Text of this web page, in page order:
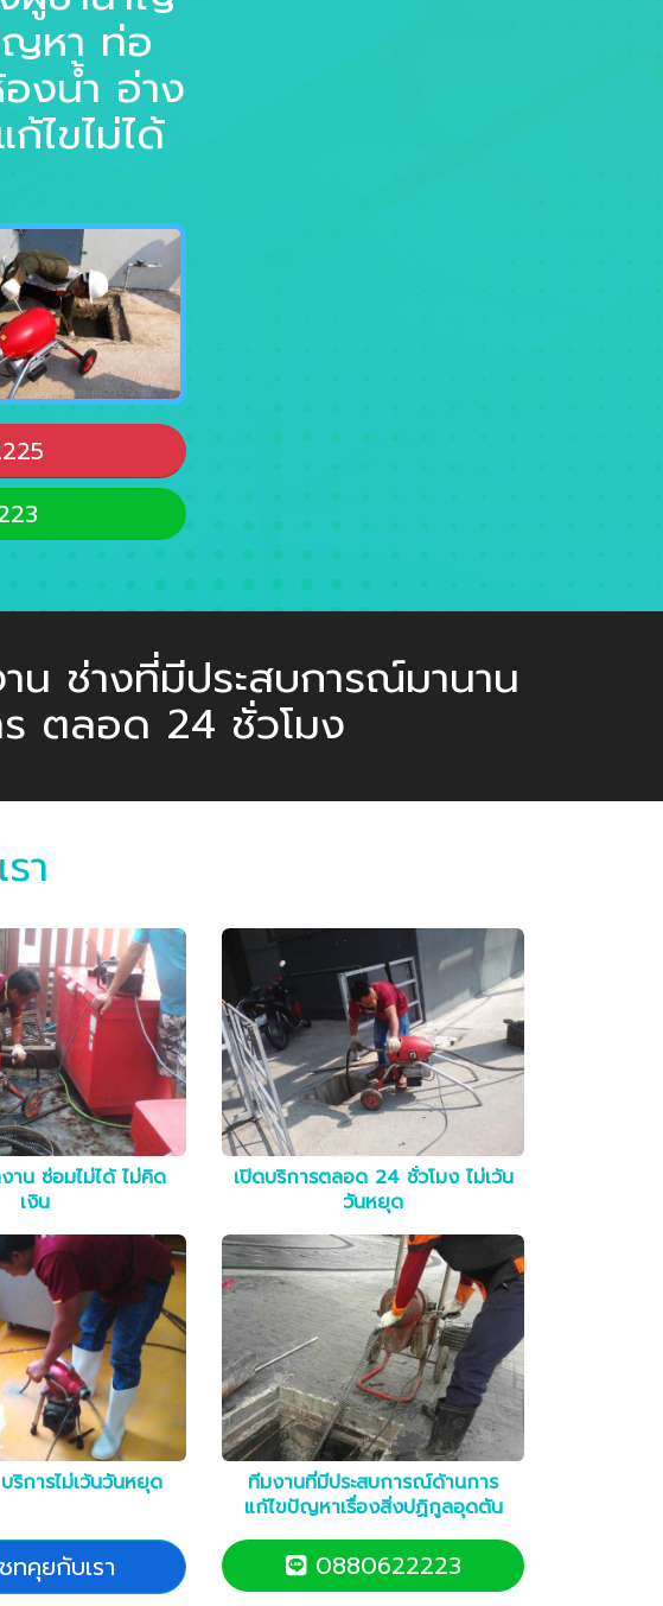
ญหา ท่อ
งน้ำ อ่าง
ไขไม่ได้
น ช่างที่มีประสบการณ์มานาน
ตลอด 24 ชั่วโมง
า
าน ซ่อมไม่ได้ ไม่คิด
เงิน
เปิดบริการตลอด 24 ชั่วโมง ไม่เว้น
วันหยุด
ริการไม่เว้นวันหยุด
ทีมงานที่มีประสบการณ์ด้านการ
แก้ไขปัญหาเรื่องสิ่งปฏิกูลอุดตัน
คุยกับเรา 0880622223